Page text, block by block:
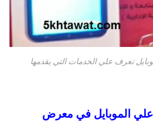
تعرف علي الخدمات التي يقدمها
علي الموبايل في معرض